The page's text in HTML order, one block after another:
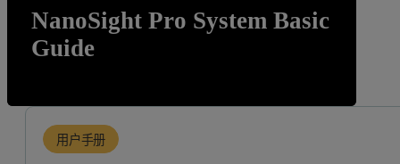
NanoSight Pro System Basic
Guide
用户手册